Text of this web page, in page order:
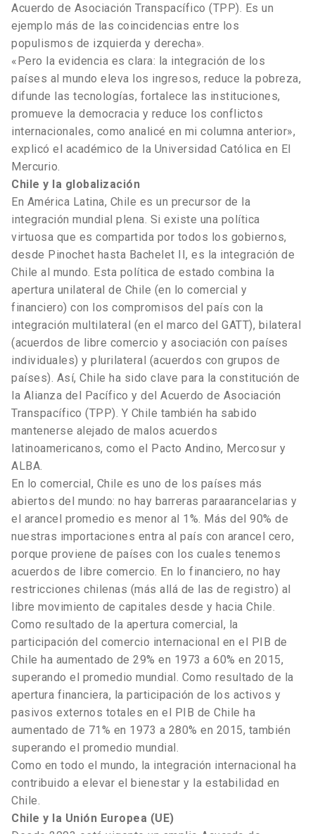
Acuerdo de Asociación Transpacífico (TPP). Es un
ejemplo más de las coincidencias entre los
populismos de izquierda y derecha».
«Pero la evidencia es clara: la integración de los
países al mundo eleva los ingresos, reduce la pobreza,
difunde las tecnologías, fortalece las instituciones,
promueve la democracia y reduce los conflictos
internacionales, como analicé en mi columna anterior»,
explicó el académico de la Universidad Católica en El
Mercurio.
Chile y la globalización
En América Latina, Chile es un precursor de la
integración mundial plena. Si existe una política
virtuosa que es compartida por todos los gobiernos,
desde Pinochet hasta Bachelet II, es la integración de
Chile al mundo. Esta política de estado combina la
apertura unilateral de Chile (en lo comercial y
financiero) con los compromisos del país con la
integración multilateral (en el marco del GATT), bilateral
(acuerdos de libre comercio y asociación con países
individuales) y plurilateral (acuerdos con grupos de
países). Así, Chile ha sido clave para la constitución de
la Alianza del Pacífico y del Acuerdo de Asociación
Transpacífico (TPP). Y Chile también ha sabido
mantenerse alejado de malos acuerdos
latinoamericanos, como el Pacto Andino, Mercosur y
ALBA.
En lo comercial, Chile es uno de los países más
abiertos del mundo: no hay barreras paraarancelarias y
el arancel promedio es menor al 1%. Más del 90% de
nuestras importaciones entra al país con arancel cero,
porque proviene de países con los cuales tenemos
acuerdos de libre comercio. En lo financiero, no hay
restricciones chilenas (más allá de las de registro) al
libre movimiento de capitales desde y hacia Chile.
Como resultado de la apertura comercial, la
participación del comercio internacional en el PIB de
Chile ha aumentado de 29% en 1973 a 60% en 2015,
superando el promedio mundial. Como resultado de la
apertura financiera, la participación de los activos y
pasivos externos totales en el PIB de Chile ha
aumentado de 71% en 1973 a 280% en 2015, también
superando el promedio mundial.
Como en todo el mundo, la integración internacional ha
contribuido a elevar el bienestar y la estabilidad en
Chile.
Chile y la Unión Europea (UE)